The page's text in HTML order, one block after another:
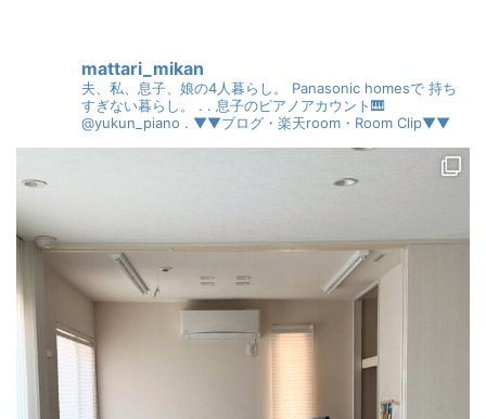
mattari_mikan
夫、私、息子、娘の4人暮らし。 Panasonic homesで 持ち
すぎない暮らし。
. . 息子のピアノアカウント🎹
@yukun_piano . ▼▼ブログ・楽天room・Room Clip▼▼